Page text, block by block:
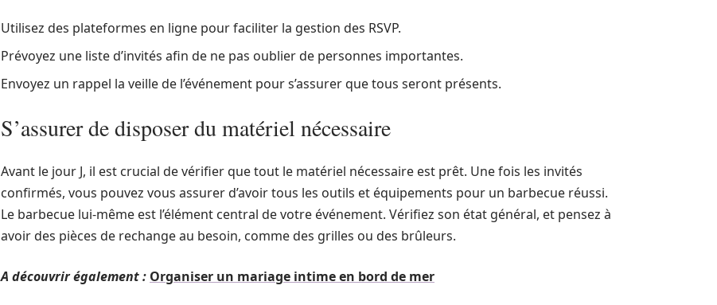
Utilisez des plateformes en ligne pour faciliter la gestion des RSVP.
Prévoyez une liste d’invités afin de ne pas oublier de personnes importantes.
Envoyez un rappel la veille de l’événement pour s’assurer que tous seront présents.
S’assurer de disposer du matériel nécessaire
Avant le jour J, il est crucial de vérifier que tout le matériel nécessaire est prêt. Une fois les invités
confirmés, vous pouvez vous assurer d’avoir tous les outils et équipements pour un barbecue réussi.
Le barbecue lui-même est l’élément central de votre événement. Vérifiez son état général, et pensez à
avoir des pièces de rechange au besoin, comme des grilles ou des brûleurs.
A découvrir également : Organiser un mariage intime en bord de mer